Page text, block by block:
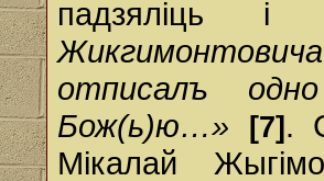
падзяліць
отписалъ
Бож(ь)ю…»
[7] .
Мікалай